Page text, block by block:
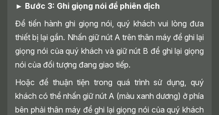
► Bước 3: Ghi giọng nói để phiên dịch
Để tiến hành ghi giọng nói, quý khách vui lòng đưa
thiết bị lại gần. Nhấn giữ nút A trên thân máy để ghi lại
giọng nói của quý khách và giữ nút B để ghi lại giọng
nói của đối tượng đang giao tiếp.
Hoặc để thuận tiện trong quá trình sử dụng, quý
khách có thể nhấn giữ nút A (màu xanh dương) ở phía
bên phải thân máy để ghi lại giọng nói của quý khách